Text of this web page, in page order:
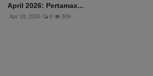
April 2026: Pertamax...
Apr 18, 2026 0 309